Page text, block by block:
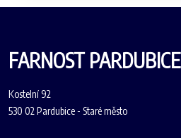
FARNOST PARDUBICE
Kostelní 92
530 02 Pardubice - Staré město